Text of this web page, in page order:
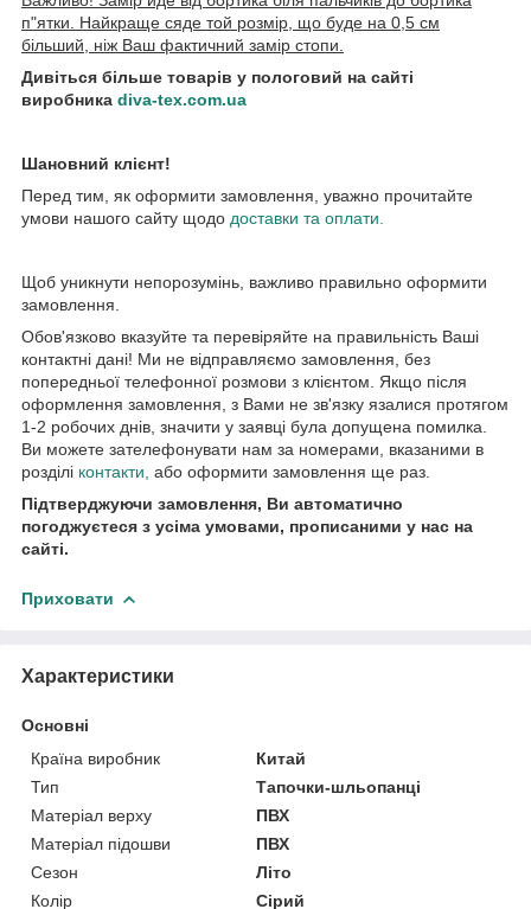
п"ятки. Найкраще сяде той розмір, що буде на 0,5 см
більший, ніж Ваш фактичний замір стопи.
Дивіться більше товарів у пологовий на сайті
виробника diva-tex.com.ua
Шановний клієнт!
Перед тим, як оформити замовлення, уважно прочитайте
умови нашого сайту щодо доставки та оплати.
Щоб уникнути непорозумінь, важливо правильно оформити
замовлення.
Обов'язково вказуйте та перевіряйте на правильність Ваші
контактні дані! Ми не відправляємо замовлення, без
попередньої телефонної розмови з клієнтом. Якщо після
оформлення замовлення, з Вами не зв'язку язалися протягом
1-2 робочих днів, значити у заявці була допущена помилка.
Ви можете зателефонувати нам за номерами, вказаними в
розділі контакти або оформити замовлення ще раз.
Підтверджуючи замовлення, Ви автоматично
погоджуєтеся з усіма умовами, прописаними у нас на
сайті.
Приховати
Характеристики
Основні
Країна виробник
Китай
Тип
Тапочки-шльопанці
Матеріал верху
ПВХ
Матеріал підошви
ПВХ
Сезон
Літо
Колір
Сірий